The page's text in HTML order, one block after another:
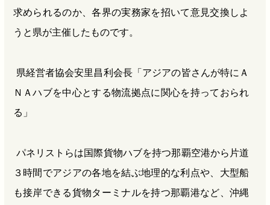
求められるのか、各界の実務家を招いて意見交換しよ
うと県が主催したものです。
県経営者協会安里昌利会長「アジアの皆さんが特にＡ
ＮＡハブを中心とする物流拠点に関心を持っておられ
る」
パネリストらは国際貨物ハブを持つ那覇空港から片道
３時間でアジアの各地を結ぶ地理的な利点や、大型船
も接岸できる貨物ターミナルを持つ那覇港など、沖縄